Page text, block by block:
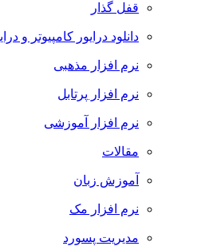
قفل گذار
دانلود درایور کامپیوتر و
نرم افزار مذهبی
نرم افزار پرتابل
نرم افزار آموزشی
مقالات
آموزش زبان
نرم افزار مک
مدیریت پسورد